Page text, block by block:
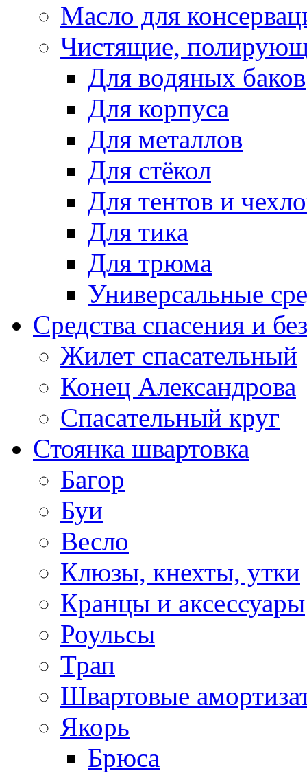
Масло для
Чистящие,
Для водяных баков
Для корпуса
Для металлов
Для стёкол
Для тентов и
Для тика
Для трюма
Универсальные
Средства спасения и
Жилет спасательный
Конец Александрова
Спасательный круг
Стоянка швартовка
Багор
Буи
Весло
Клюзы, кнехты, утки
Кранцы и аксессуары
Роульсы
Трап
Швартовые
Якорь
Брюса